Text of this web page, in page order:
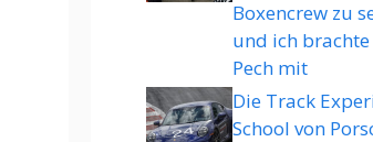
Boxencrew zu
und ich
Pech mit
Die Track
School von